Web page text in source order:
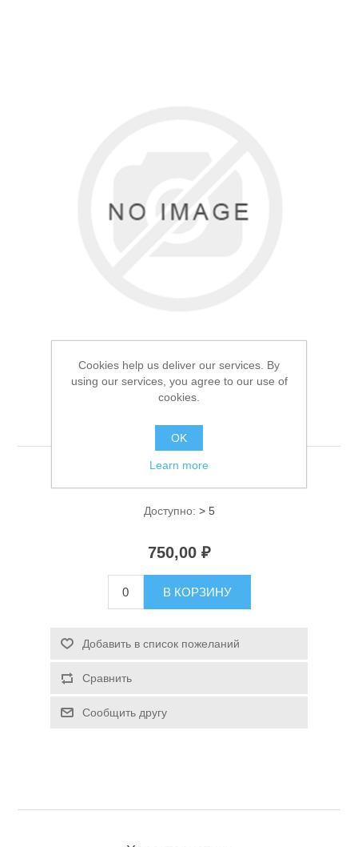
Аксессуары для лодок
Спасательные средства
Фляга армейская 1.0л
Доступно: > 5
750,00 ₽
В КОРЗИНУ
Добавить в список пожеланий
Сравнить
Сообщить другу
Cookies help us deliver our services. By
using our services, you agree to our use of
cookies.
OK
Learn more